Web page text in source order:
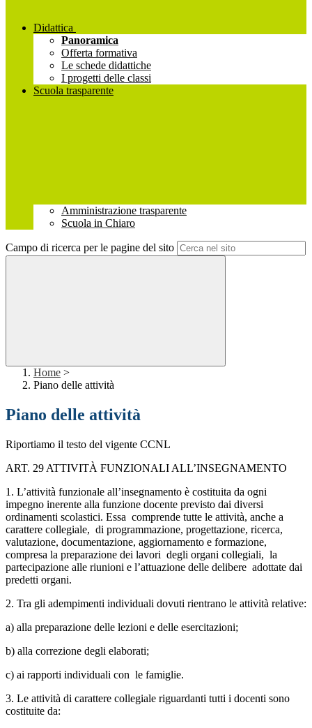
Didattica
Panoramica
Offerta formativa
Le schede didattiche
I progetti delle classi
Scuola trasparente
Amministrazione trasparente
Scuola in Chiaro
Campo di ricerca per le pagine del sito
Home >
Piano delle attività
Piano delle attività
Riportiamo il testo del vigente CCNL
ART. 29 ATTIVITÀ FUNZIONALI ALL’INSEGNAMENTO
1. L’attività funzionale all’insegnamento è costituita da ogni
impegno inerente alla funzione docente previsto dai diversi
ordinamenti scolastici. Essa comprende tutte le attività, anche a
carattere collegiale, di programmazione, progettazione, ricerca,
valutazione, documentazione, aggiornamento e formazione,
compresa la preparazione dei lavori degli organi collegiali, la
partecipazione alle riunioni e l’attuazione delle delibere adottate dai
predetti organi.
2. Tra gli adempimenti individuali dovuti rientrano le attività relative:
a) alla preparazione delle lezioni e delle esercitazioni;
b) alla correzione degli elaborati;
c) ai rapporti individuali con le famiglie.
3. Le attività di carattere collegiale riguardanti tutti i docenti sono
costituite da: